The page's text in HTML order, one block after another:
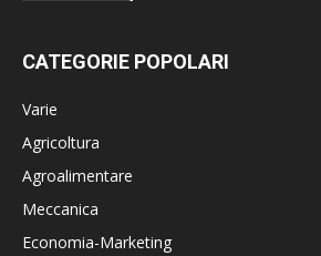
CATEGORIE POPOLARI
Varie
Agricoltura
Agroalimentare
Meccanica
Economia-Marketing